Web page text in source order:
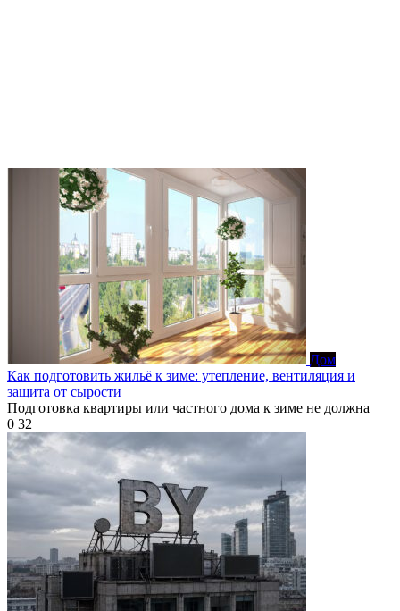
Дом
Как подготовить жильё к зиме: утепление, вентиляция и
защита от сырости
Подготовка квартиры или частного дома к зиме не должна
0 32